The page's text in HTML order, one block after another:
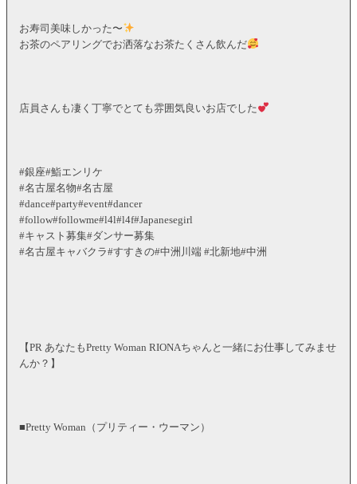
お寿司美味しかった〜
お茶のペアリングでお洒落なお茶たくさん飲んだ
店員さんも凄く丁寧でとても雰囲気良いお店でした
#銀座#鮨エンリケ
#名古屋名物#名古屋
#dance#party#event#dancer
#follow#followme#l4l#l4f#Japanesegirl
#キャスト募集#ダンサー募集
#名古屋キャバクラ#すすきの#中洲川端 #北新地#中洲
【PR あなたもPretty Woman RIONAちゃんと一緒にお仕事してみませ
んか？】
■Pretty Woman（プリティー・ウーマン）